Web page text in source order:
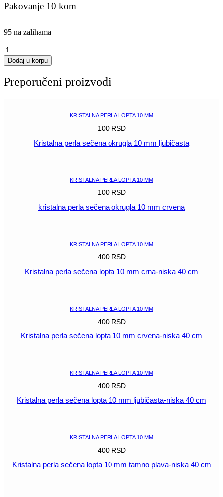
Pakovanje 10 kom
95 na zalihama
Kristalna
perla
lopta
mm
Dodaj u korpu
Preporučeni proizvodi
KRISTALNA PERLA LOPTA 10 MM
100 RSD
Kristalna perla sečena okrugla 10 mm ljubičasta
KRISTALNA PERLA LOPTA 10 MM
100 RSD
kristalna perla sečena okrugla 10 mm crvena
KRISTALNA PERLA LOPTA 10 MM
400 RSD
Kristalna perla sečena lopta 10 mm crna-niska 40 cm
KRISTALNA PERLA LOPTA 10 MM
400 RSD
Kristalna perla sečena lopta 10 mm crvena-niska 40 cm
KRISTALNA PERLA LOPTA 10 MM
400 RSD
Kristalna perla sečena lopta 10 mm ljubičasta-niska 40 cm
KRISTALNA PERLA LOPTA 10 MM
400 RSD
Kristalna perla sečena lopta 10 mm tamno plava-niska 40 cm